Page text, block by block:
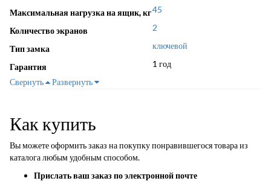
Максимальная нагрузка на ящик, кг45
Количество экранов 2
Тип замка ключевой
Гарантия
1 год
Свернуть
Развернуть
Как купить
Вы можете оформить заказ на покупку понравившегося товара из
каталога любым удобным способом.
Прислать ваш заказ по электронной почте